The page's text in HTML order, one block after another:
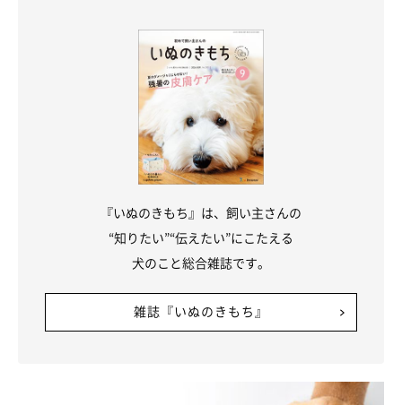
『いぬのきもち』は、飼い主さんの
“知りたい”“伝えたい”にこたえる
犬のこと総合雑誌です。
雑誌『いぬのきもち』